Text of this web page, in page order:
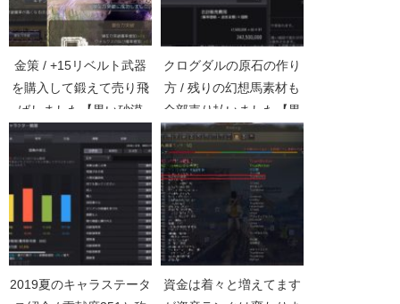
金策 / +15リベルト武器
を購入して鍛えて売り飛
ばしました【黒い砂漠
Part903】
クログダルの原石の作り
方 / 残りの幻想馬素材も
全部売り払いました【黒
い砂漠Part2254】
2019夏のキャラステータ
資金は着々と増えてます